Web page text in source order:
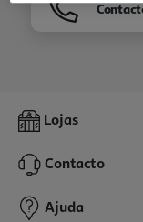
Lojas
Contacto
Ajuda